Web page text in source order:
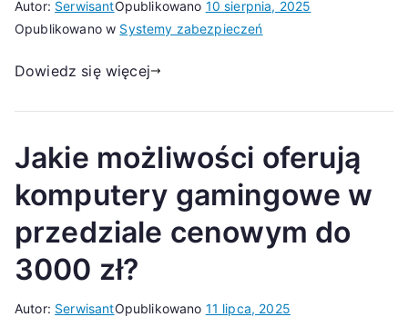
Autor: SerwisantOpublikowano 10 sierpnia, 2025
Opublikowano w Systemy zabezpieczeń
Dowiedz się więcej
Jakie możliwości oferują
komputery gamingowe w
przedziale cenowym do
3000 zł?
Autor: SerwisantOpublikowano 11 lipca, 2025